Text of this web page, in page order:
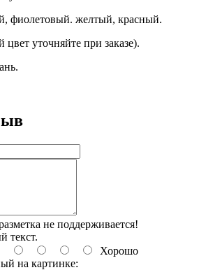
фиолетовый. желтый, красный.
уточняйте при заказе).
не поддерживается!
текст.
Хорошо
на картинке: